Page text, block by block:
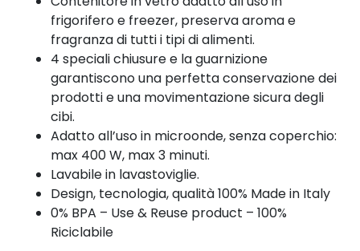
frigorifero e freezer, preserva aroma e
fragranza di tutti i tipi di alimenti.
4 speciali chiusure e la guarnizione
garantiscono una perfetta conservazione dei
prodotti e una movimentazione sicura degli
cibi.
Adatto all’uso in microonde, senza coperchio:
max 400 W, max 3 minuti.
Lavabile in lavastoviglie.
Design, tecnologia, qualità 100% Made in Italy
0% BPA – Use & Reuse product – 100%
Riciclabile